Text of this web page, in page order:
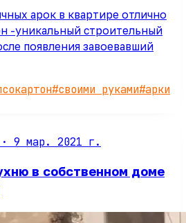
арок в квартире отлично
-уникальный строительный
появления завоевавший
#своими руками#арки
9 мар. 2021 г.
в собственном доме